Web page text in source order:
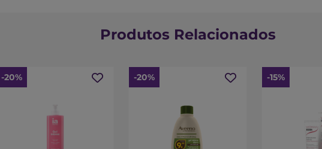
Produtos Relacionados
-20% -20% -15%